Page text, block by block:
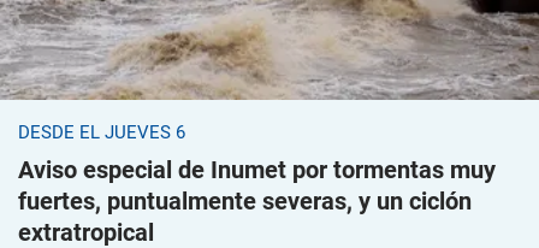
DESDE EL JUEVES 6
Aviso especial de Inumet por tormentas muy
fuertes, puntualmente severas, y un ciclón
extratropical